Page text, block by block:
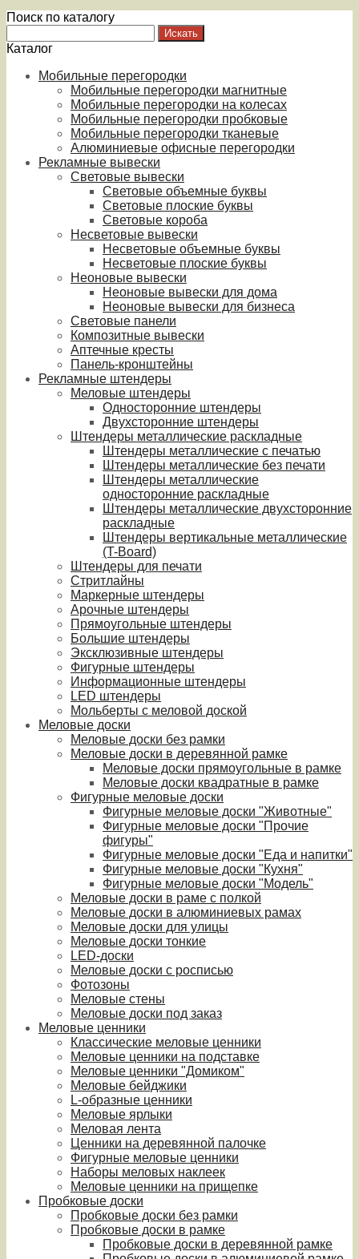
Поиск по каталогу
Каталог
Мобильные перегородки
Мобильные перегородки магнитные
Мобильные перегородки на колесах
Мобильные перегородки пробковые
Мобильные перегородки тканевые
Алюминиевые офисные перегородки
Рекламные вывески
Световые вывески
Световые объемные буквы
Световые плоские буквы
Световые короба
Несветовые вывески
Несветовые объемные буквы
Несветовые плоские буквы
Неоновые вывески
Неоновые вывески для дома
Неоновые вывески для бизнеса
Световые панели
Композитные вывески
Аптечные кресты
Панель-кронштейны
Рекламные штендеры
Меловые штендеры
Односторонние штендеры
Двухсторонние штендеры
Штендеры металлические раскладные
Штендеры металлические с печатью
Штендеры металлические без печати
Штендеры металлические
односторонние раскладные
Штендеры металлические двухсторонние
раскладные
Штендеры вертикальные металлические
(T-Board)
Штендеры для печати
Стритлайны
Маркерные штендеры
Арочные штендеры
Прямоугольные штендеры
Большие штендеры
Эксклюзивные штендеры
Фигурные штендеры
Информационные штендеры
LED штендеры
Мольберты с меловой доской
Меловые доски
Меловые доски без рамки
Меловые доски в деревянной рамке
Меловые доски прямоугольные в рамке
Меловые доски квадратные в рамке
Фигурные меловые доски
Фигурные меловые доски "Животные"
Фигурные меловые доски "Прочие
фигуры"
Фигурные меловые доски "Еда и напитки"
Фигурные меловые доски "Кухня"
Фигурные меловые доски "Модель"
Меловые доски в раме с полкой
Меловые доски в алюминиевых рамах
Меловые доски для улицы
Меловые доски тонкие
LED-доски
Меловые доски с росписью
Фотозоны
Меловые стены
Меловые доски под заказ
Меловые ценники
Классические меловые ценники
Меловые ценники на подставке
Меловые ценники "Домиком"
Меловые бейджики
L-образные ценники
Меловые ярлыки
Меловая лента
Ценники на деревянной палочке
Фигурные меловые ценники
Наборы меловых наклеек
Меловые ценники на прищепке
Пробковые доски
Пробковые доски без рамки
Пробковые доски в рамке
Пробковые доски в деревянной рамке